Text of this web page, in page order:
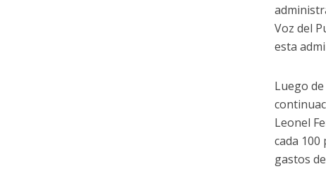
Voz del
esta
Luego
Leonel
cada
gastos